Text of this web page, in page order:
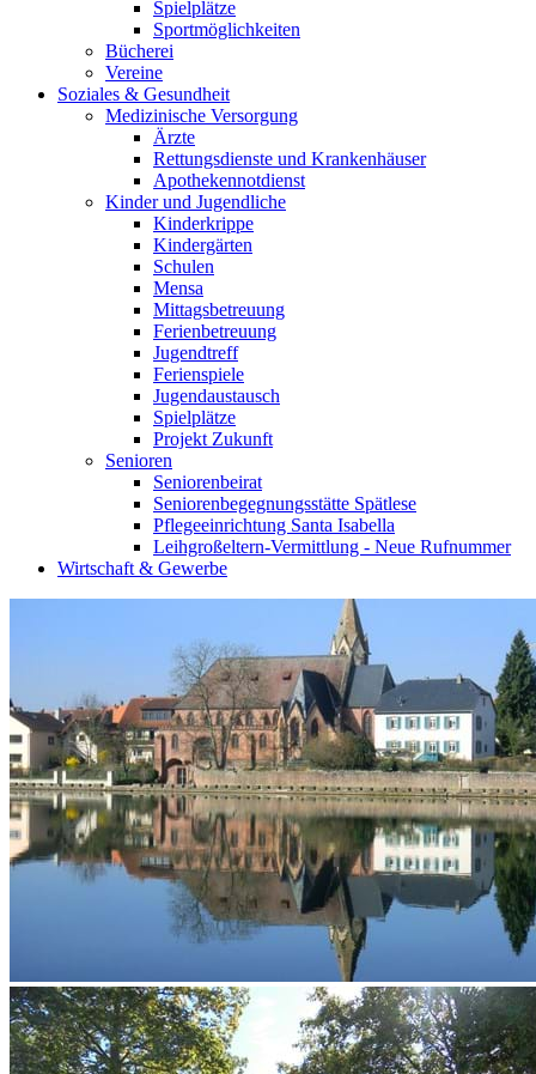
Spielplätze
Sportmöglichkeiten
Bücherei
Vereine
Soziales & Gesundheit
Medizinische Versorgung
Ärzte
Rettungsdienste und Krankenhäuser
Apothekennotdienst
Kinder und Jugendliche
Kinderkrippe
Kindergärten
Schulen
Mensa
Mittagsbetreuung
Ferienbetreuung
Jugendtreff
Ferienspiele
Jugendaustausch
Spielplätze
Projekt Zukunft
Senioren
Seniorenbeirat
Seniorenbegegnungsstätte Spätlese
Pflegeeinrichtung Santa Isabella
Leihgroßeltern-Vermittlung - Neue Rufnummer
Wirtschaft & Gewerbe